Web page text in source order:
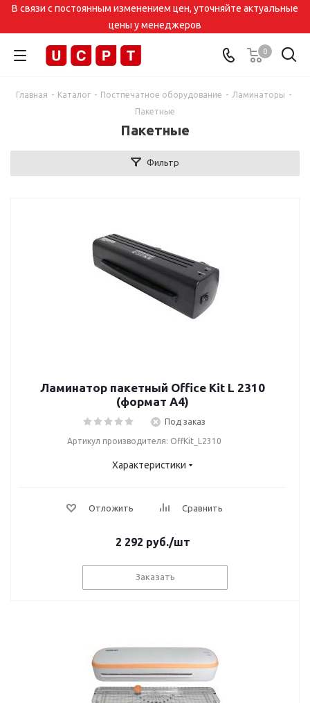
В связи с постоянным изменением цен, уточняйте актуальные
цены у менеджеров
0
Главная - Каталог - Постпечатное оборудование - Ламинаторы -
Пакетные
Пакетные
Фильтр
Ламинатор пакетный Office Kit L 2310
(формат А4)
Под заказ
Артикул производителя: OffKit_L2310
Характеристики
Отложить Сравнить
2 292 руб./шт
Заказать